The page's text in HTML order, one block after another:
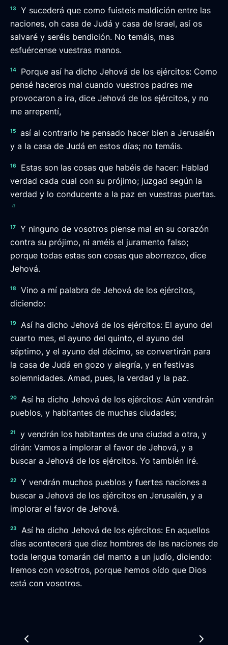
13
Y sucederá que como fuisteis maldición entre las
naciones, oh casa de Judá y casa de Israel, así os
salvaré y seréis bendición. No temáis, mas
esfuércense vuestras manos.
14
Porque así ha dicho Jehová de los ejércitos: Como
pensé haceros mal cuando vuestros padres me
provocaron a ira, dice Jehová de los ejércitos, y no
me arrepentí,
15
así al contrario he pensado hacer bien a Jerusalén
y a la casa de Judá en estos días; no temáis.
16
Estas son las cosas que habéis de hacer: Hablad
verdad cada cual con su prójimo; juzgad según la
verdad y lo conducente a la paz en vuestras puertas.
a
17
Y ninguno de vosotros piense mal en su corazón
contra su prójimo, ni améis el juramento falso;
porque todas estas son cosas que aborrezco, dice
Jehová.
18
Vino a mí palabra de Jehová de los ejércitos,
diciendo:
19
Así ha dicho Jehová de los ejércitos: El ayuno del
cuarto mes, el ayuno del quinto, el ayuno del
séptimo, y el ayuno del décimo, se convertirán para
la casa de Judá en gozo y alegría, y en festivas
solemnidades. Amad, pues, la verdad y la paz.
20
Así ha dicho Jehová de los ejércitos: Aún vendrán
pueblos, y habitantes de muchas ciudades;
21
y vendrán los habitantes de una ciudad a otra, y
dirán: Vamos a implorar el favor de Jehová, y a
buscar a Jehová de los ejércitos. Yo también iré.
22
Y vendrán muchos pueblos y fuertes naciones a
buscar a Jehová de los ejércitos en Jerusalén, y a
implorar el favor de Jehová.
23
Así ha dicho Jehová de los ejércitos: En aquellos
días acontecerá que diez hombres de las naciones de
toda lengua tomarán del manto a un judío, diciendo:
Iremos con vosotros, porque hemos oído que Dios
está con vosotros.